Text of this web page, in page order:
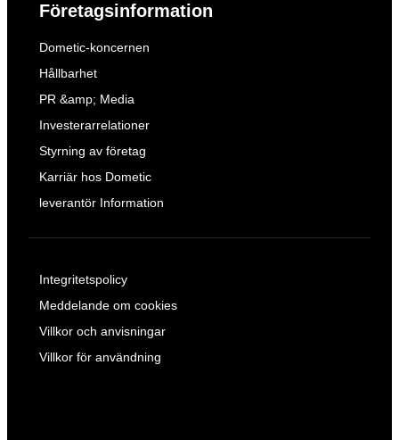
Företagsinformation
Dometic-koncernen
Hållbarhet
PR &amp; Media
Investerarrelationer
Styrning av företag
Karriär hos Dometic
leverantör Information
Integritetspolicy
Meddelande om cookies
Villkor och anvisningar
Villkor för användning